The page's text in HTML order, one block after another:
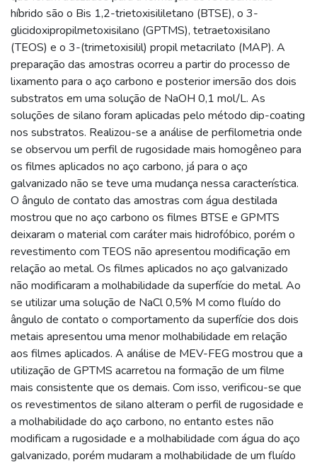
híbrido são o Bis 1,2-trietoxisililetano (BTSE), o 3-
glicidoxipropilmetoxisilano (GPTMS), tetraetoxisilano
(TEOS) e o 3-(trimetoxisilil) propil metacrilato (MAP). A
preparação das amostras ocorreu a partir do processo de
lixamento para o aço carbono e posterior imersão dos dois
substratos em uma solução de NaOH 0,1 mol/L. As
soluções de silano foram aplicadas pelo método dip-coating
nos substratos. Realizou-se a análise de perfilometria onde
se observou um perfil de rugosidade mais homogêneo para
os filmes aplicados no aço carbono, já para o aço
galvanizado não se teve uma mudança nessa característica.
O ângulo de contato das amostras com água destilada
mostrou que no aço carbono os filmes BTSE e GPMTS
deixaram o material com caráter mais hidrofóbico, porém o
revestimento com TEOS não apresentou modificação em
relação ao metal. Os filmes aplicados no aço galvanizado
não modificaram a molhabilidade da superfície do metal. Ao
se utilizar uma solução de NaCl 0,5% M como fluído do
ângulo de contato o comportamento da superfície dos dois
metais apresentou uma menor molhabilidade em relação
aos filmes aplicados. A análise de MEV-FEG mostrou que a
utilização de GPTMS acarretou na formação de um filme
mais consistente que os demais. Com isso, verificou-se que
os revestimentos de silano alteram o perfil de rugosidade e
a molhabilidade do aço carbono, no entanto estes não
modificam a rugosidade e a molhabilidade com água do aço
galvanizado, porém mudaram a molhabilidade de um fluído